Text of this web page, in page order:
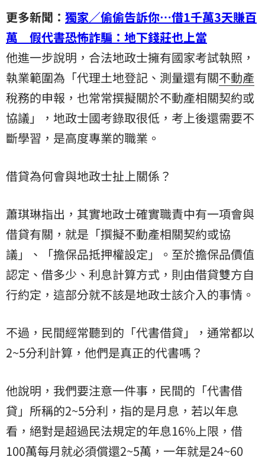
更多新聞： 獨家／偷偷告訴你…借1千萬3天賺百
萬 假代書恐怖詐騙：地下錢莊也上當
他進一步說明，合法地政士擁有國家考試執照，
執業範圍為「代理土地登記、測量還有關不動產
稅務的申報，也常常撰擬關於不動產相關契約或
協議」，地政士國考錄取很低，考上後還需要不
斷學習，是高度專業的職業。
借貸為何會與地政士扯上關係？
蕭琪琳指出，其實地政士確實職責中有一項會與
借貸有關，就是「撰擬不動產相關契約或協
議」、「擔保品抵押權設定」。至於擔保品價值
認定、借多少、利息計算方式，則由借貸雙方自
行約定，這部分就不該是地政士該介入的事情。
不過，民間經常聽到的「代書借貸」，通常都以
2~5分利計算，他們是真正的代書嗎？
他說明，我們要注意一件事，民間的「代書借
貸」所稱的2~5分利，指的是月息，若以年息
看，絕對是超過民法規定的年息16%上限，借
100萬每月就必須償還2~5萬，一年就是24~60